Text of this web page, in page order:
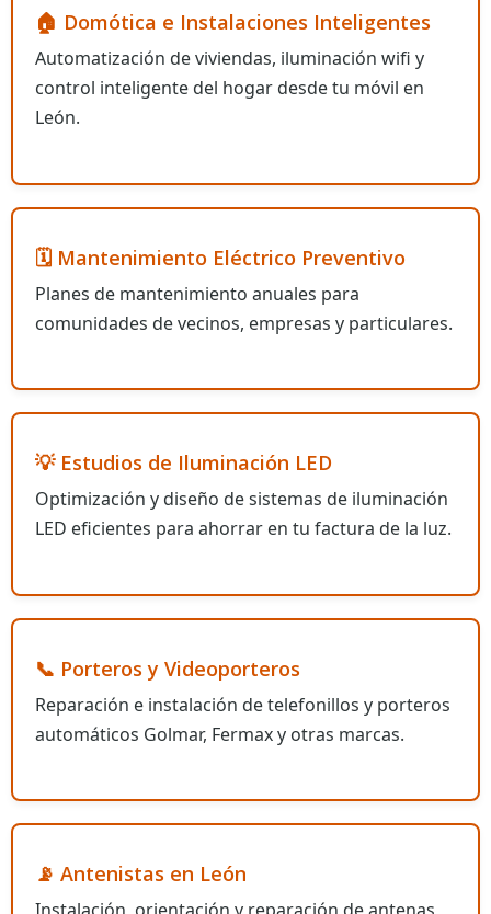
🏠 Domótica e Instalaciones Inteligentes
Automatización de viviendas, iluminación wifi y
control inteligente del hogar desde tu móvil en
León.
🗓️ Mantenimiento Eléctrico Preventivo
Planes de mantenimiento anuales para
comunidades de vecinos, empresas y particulares.
💡 Estudios de Iluminación LED
Optimización y diseño de sistemas de iluminación
LED eficientes para ahorrar en tu factura de la luz.
📞 Porteros y Videoporteros
Reparación e instalación de telefonillos y porteros
automáticos Golmar, Fermax y otras marcas.
📡 Antenistas en León